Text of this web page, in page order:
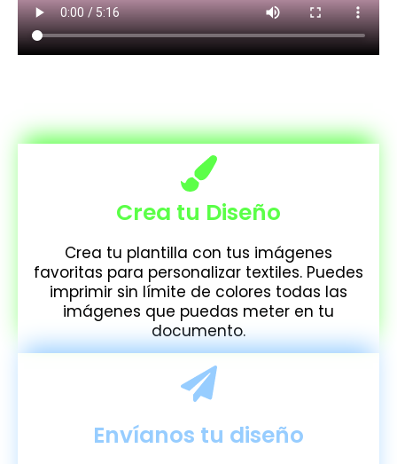
Crea tu Diseño
Crea tu plantilla con tus imágenes
favoritas para personalizar textiles. Puedes
imprimir sin límite de colores todas las
imágenes que puedas meter en tu
documento.
Envíanos tu diseño